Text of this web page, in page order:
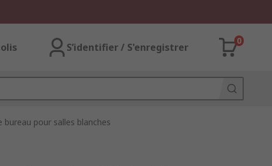
S’identifier / S'enregistrer
0
bureau pour salles blanches